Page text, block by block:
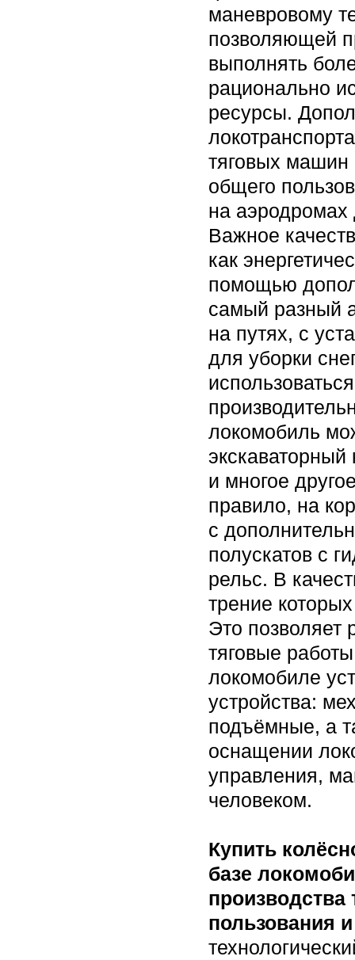
маневровому
позволяющей
выполнять
рационально
ресурсы.
тяговых машин
общего
на аэродромах
Важное
как
помощью
самый разный
на путях, с
для уборки
локомобиль
и многое
правило, на
с
полускатов с
рельс. В
трение
Это позволяет
тяговые
локомобиле
устройства:
подъёмные, а
оснащении
управления,
человеком.
Купить
базе
пользования